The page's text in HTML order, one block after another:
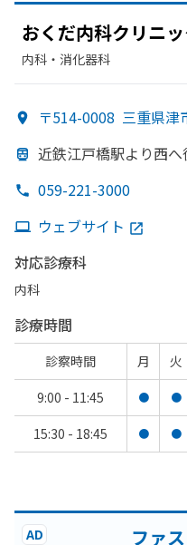
おくだ内科クリニ
内科・​消化器科
〒514-0008 三重県津
近鉄江戸橋駅より西へ
059-221-3000
ウェブサイト
対応診療科
内科
診療時間
診察時間 月 火
9:00 - 11:45
● ●
15:30 - 18:45 ● ●
AD ファ